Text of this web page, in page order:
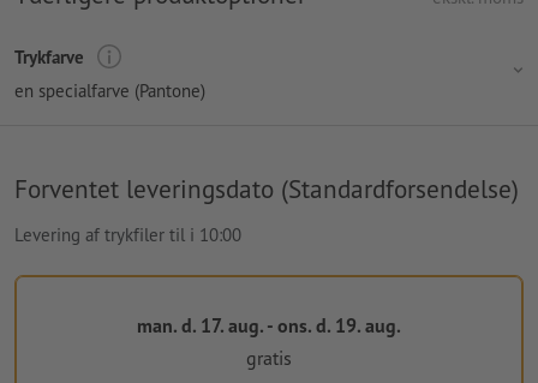
Trykfarve
en specialfarve (Pantone)
Forventet leveringsdato (Standardforsendelse)
Levering af trykfiler til i 10:00
man. d. 17. aug. - ons. d. 19. aug.
gratis